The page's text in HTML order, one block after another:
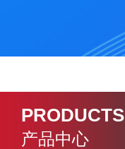
PRODUCTS
产品中心